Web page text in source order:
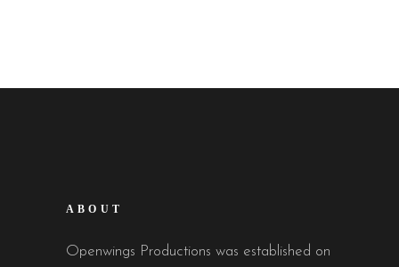
ABOUT
Openwings Productions was established on